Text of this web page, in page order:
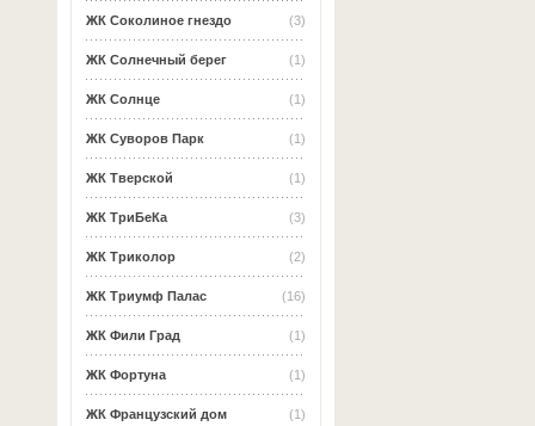
(3)
ЖК Соколиное гнездо
(1)
ЖК Солнечный берег
(1)
ЖК Солнце
(1)
ЖК Суворов Парк
(1)
ЖК Тверской
(3)
ЖК ТриБеКа
(2)
ЖК Триколор
(16)
ЖК Триумф Палас
(1)
ЖК Фили Град
(1)
ЖК Фортуна
(1)
ЖК Французский дом